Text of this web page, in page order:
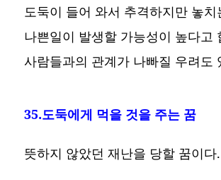
도둑이 들어 와서 추격하지만 놓치
나쁜일이 발생할 가능성이 높다고
사람들과의 관계가 나빠질 우려도
35.도둑에게 먹을 것을 주는 꿈
뜻하지 않았던 재난을 당할 꿈이다.